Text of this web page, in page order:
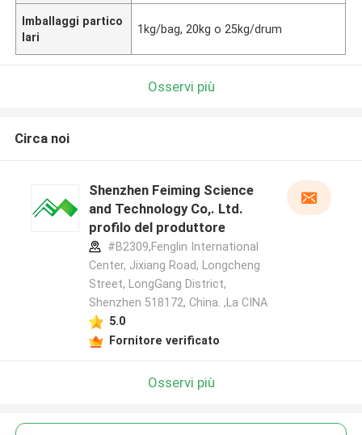
Imballaggi partico
lari
1kg/bag, 20kg o 25kg/drum
Osservi più
Circa noi
Shenzhen Feiming Science
and Technology Co,. Ltd.
profilo del produttore
#B2309,Fenglin International
Center, Jixiang Road, Longcheng
Street, LongGang District,
Shenzhen 518172, China. ,La CINA
5.0
Fornitore verificato
Osservi più